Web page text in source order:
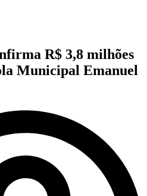
R$ 3,8 milhões
Municipal Emanuel